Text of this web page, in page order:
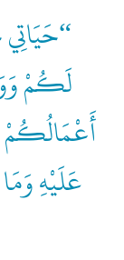
لَكُمْ
أَعْمَالُكُمْ
عَلَيْهِ